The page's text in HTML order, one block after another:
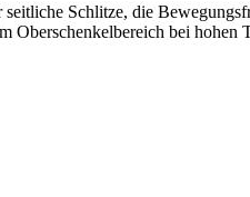
Schlitze, die
Oberschenkelbereich bei hohen